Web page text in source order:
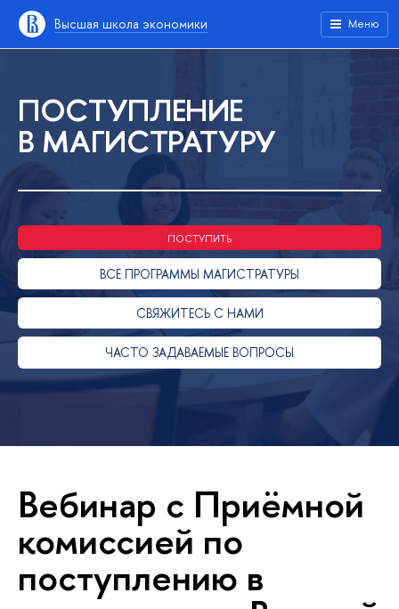
Высшая школа экономики Меню
ПОСТУПЛЕНИЕ
В МАГИСТРАТУРУ
ПОСТУПИТЬ
ВСЕ ПРОГРАММЫ МАГИСТРАТУРЫ
СВЯЖИТЕСЬ С НАМИ
ЧАСТО ЗАДАВАЕМЫЕ ВОПРОСЫ
Вебинар с Приёмной
комиссией по
поступлению в